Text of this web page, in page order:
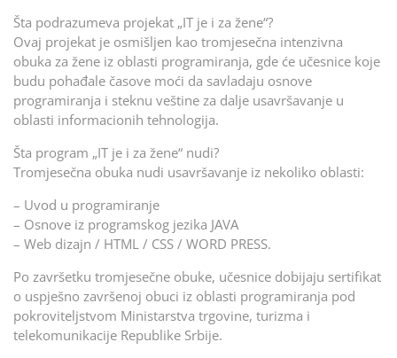
Šta podrazumeva projekat „IT je i za žene“?
Ovaj projekat je osmišljen kao tromjesečna intenzivna
obuka za žene iz oblasti programiranja, gde će učesnice koje
budu pohađale časove moći da savladaju osnove
programiranja i steknu veštine za dalje usavršavanje u
oblasti informacionih tehnologija.
Šta program „IT je i za žene“ nudi?
Tromjesečna obuka nudi usavršavanje iz nekoliko oblasti:
– Uvod u programiranje
– Osnove iz programskog jezika JAVA
– Web dizajn / HTML / CSS / WORD PRESS.
Po završetku tromjesečne obuke, učesnice dobijaju sertifikat
o uspješno završenoj obuci iz oblasti programiranja pod
pokroviteljstvom Ministarstva trgovine, turizma i
telekomunikacije Republike Srbije.